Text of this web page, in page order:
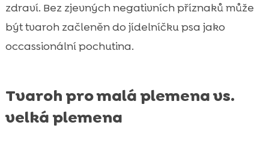
zdraví. Bez zjevných negativních příznaků může
být tvaroh začleněn do jídelníčku psa jako
occassionální pochutina.
Tvaroh pro malá plemena vs.
velká plemena